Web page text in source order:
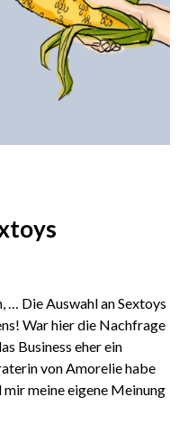
… Die Auswahl an Sextoys
War hier die Nachfrage
Business eher ein
von Amorelie habe
meine eigene Meinung